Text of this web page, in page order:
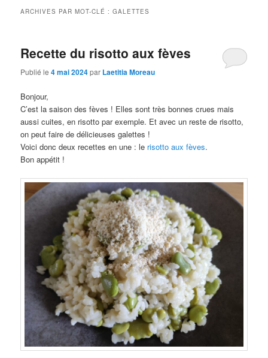
ARCHIVES PAR MOT-CLÉ :GALETTES
Recette du risotto aux fèves
Publié le4 mai 2024par Laetitia Moreau
Bonjour,
C’est la saison des fèves ! Elles sont très bonnes crues mais
aussi cuites, en risotto par exemple. Et avec un reste de risotto,
on peut faire de délicieuses galettes !
Voici donc deux recettes en une : le risotto aux fèves.
Bon appétit !